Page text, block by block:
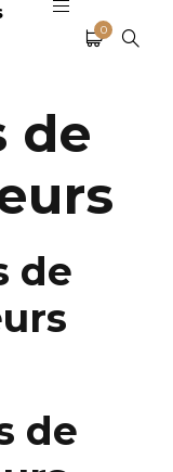
0
de
de
de